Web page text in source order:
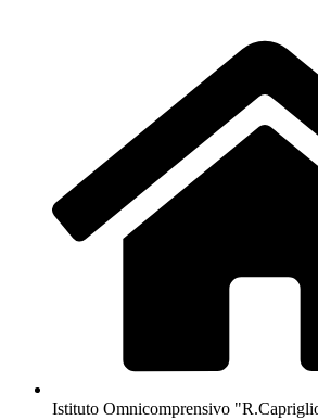
Istituto Omnicomprensivo